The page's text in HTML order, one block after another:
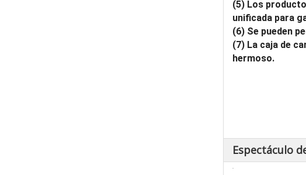
(5) Los
unificada para
(6) Se pueden
(7) La caja de
hermoso.
Espectáculo